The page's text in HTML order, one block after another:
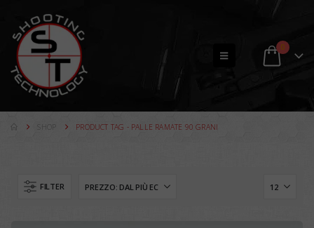
0
PRODUCT TAG - PALLE RAMATE 90 GRANI
FILTER